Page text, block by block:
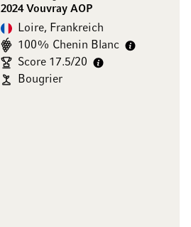
2024 Vouvray AOP
Loire, Frankreich
100% Chenin Blanc
Score 17.5/20
Bougrier